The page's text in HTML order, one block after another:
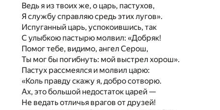
Ведь я из твоих же, о царь, пастухов,
Я службу справляю средь этих лугов».
Испуганный царь, успокоившись, так
С улыбкою пастырю молвил: «Добряк!
Помог тебе, видимо, ангел Серош,
Ты мог бы погибнуть: мой выстрел хорош».
Пастух рассмеялся и молвил царю:
«Коль правду скажу я, добро сотворю.
Ах, это большой недостаток царей —
Не ведать отличья врагов от друзей!